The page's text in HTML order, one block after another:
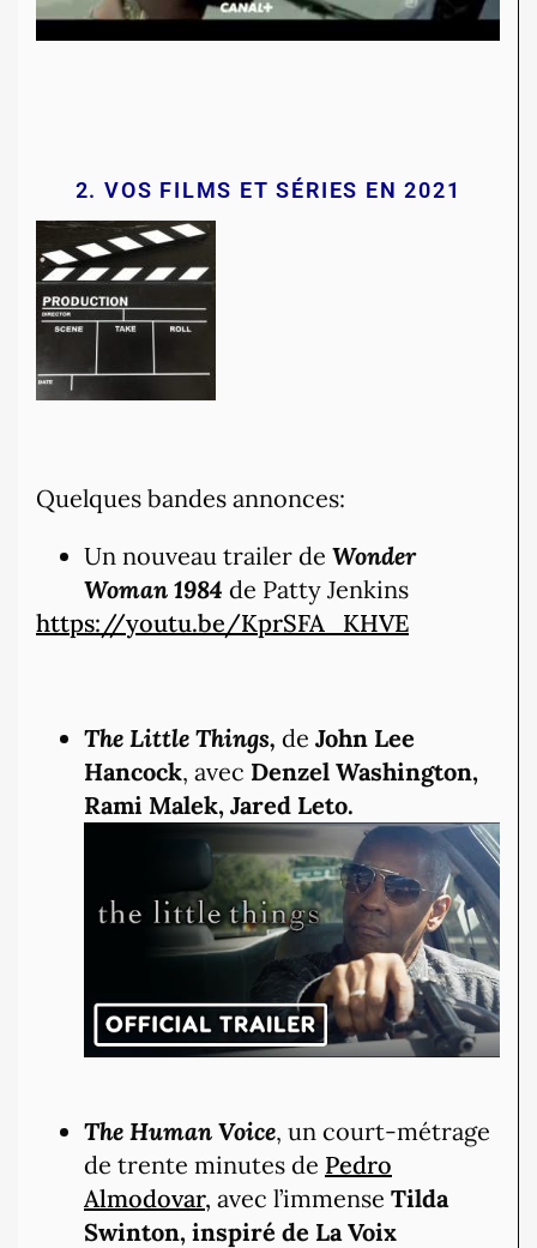
2. VOS FILMS ET SÉRIES EN 2021
Quelques bandes annonces:
Un nouveau trailer de Wonder
Woman 1984 de Patty Jenkins
https://youtu.be/KprSFA_KHVE
The Little Things, de John Lee
Hancock, avec Denzel Washington,
Rami Malek, Jared Leto.
The Human Voice, un court-métrage
de trente minutes de Pedro
Almodovar, avec l’immense Tilda
Swinton, inspiré de La Voix